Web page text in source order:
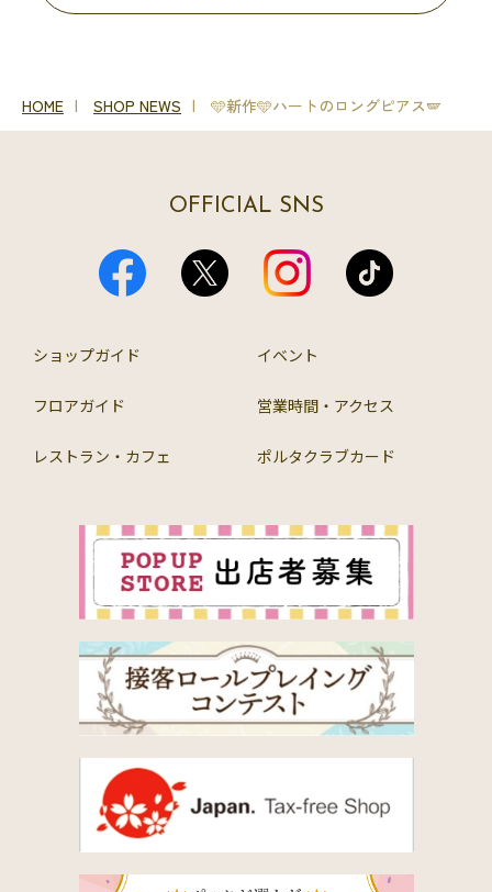
HOME SHOP NEWS 🩵新作🩵ハートのロングピアス🪽
OFFICIAL SNS
ショップガイド イベント
フロアガイド 営業時間・アクセス
レストラン・カフェ ポルタクラブカード